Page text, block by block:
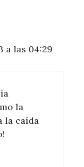
a las 04:29
la
la caída